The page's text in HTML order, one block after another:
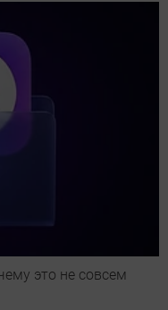
это не совсем